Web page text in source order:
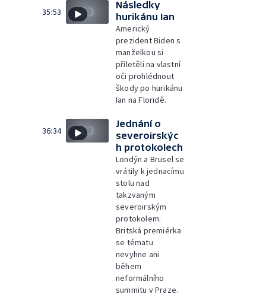
35:53
Následky
hurikánu Ian
Americký
prezident Biden s
manželkou si
přiletěli na vlastní
oči prohlédnout
škody po hurikánu
Ian na Floridě.
36:34
Jednání o
severoirskýc
h protokolech
Londýn a Brusel se
vrátily k jednacímu
stolu nad
takzvaným
severoirským
protokolem.
Britská premiérka
se tématu
nevyhne ani
během
neformálního
summitu v Praze.